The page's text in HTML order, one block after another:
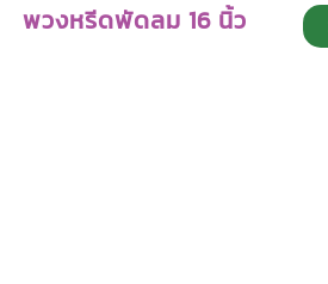
พวงหรีดพัดลม 16 นิ้ว